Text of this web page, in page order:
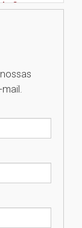
Centro
da Feira
em